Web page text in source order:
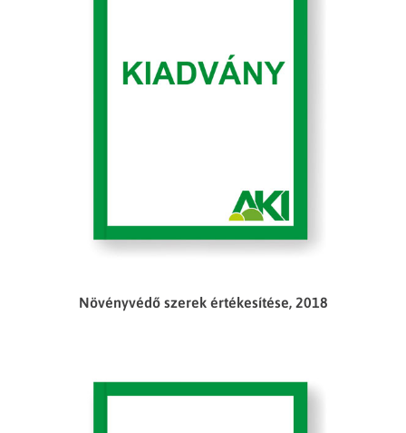
Növényvédő szerek értékesítése, 2018